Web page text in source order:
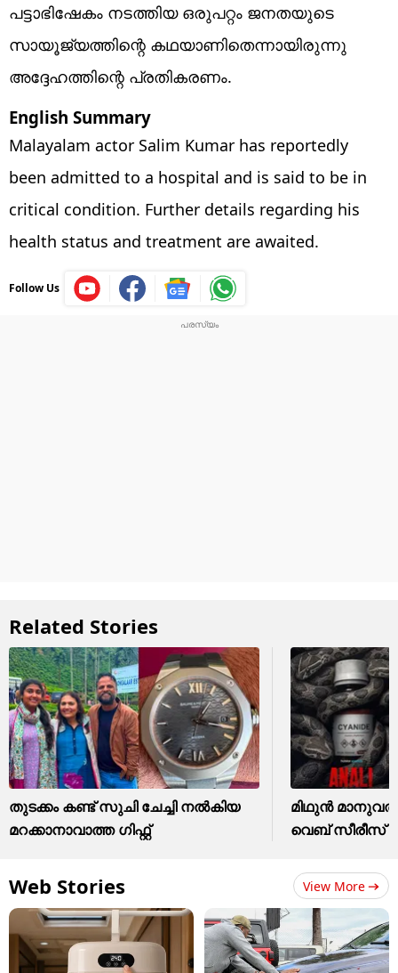
പട്ടാഭിഷേകം നടത്തിയ ഒരുപറ്റം ജനതയുടെ
സായൂജ്യത്തിന്റെ കഥയാണിതെന്നായിരുന്നു
അദ്ദേഹത്തിന്റെ പ്രതികരണം.
English Summary
Malayalam actor Salim Kumar has reportedly
been admitted to a hospital and is said to be in
critical condition. Further details regarding his
health status and treatment are awaited.
Follow Us
Related Stories
തുടക്കം കണ്ട് സുചി ചേച്ചി നൽകിയ
മറക്കാനാവാത്ത ​ഗിഫ്റ്റ്
മിഥുൻ
വെബ് സീരീസ്
Web Stories View More